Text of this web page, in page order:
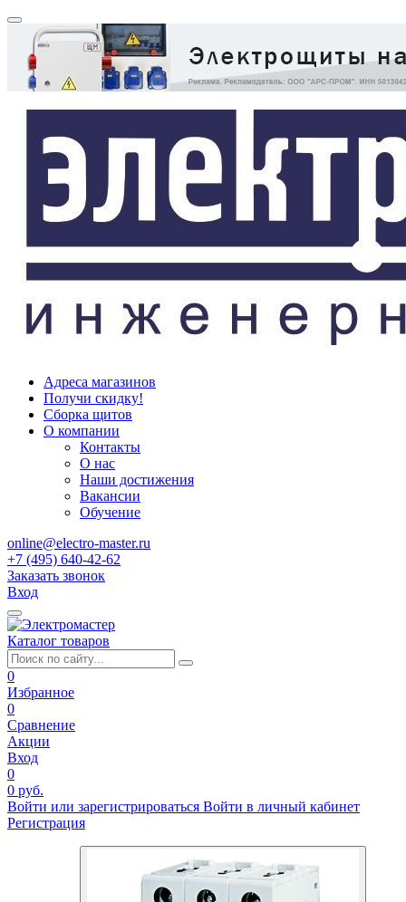
Адреса магазинов
Получи скидку!
Сборка щитов
О компании
Контакты
О нас
Наши достижения
Вакансии
Обучение
online@electro-master.ru
+7 (495) 640-42-62
Заказать звонок
Вход
Каталог товаров
0
Избранное
0
Сравнение
Акции
Вход
0
0 руб.
Войти или зарегистрироваться Войти в личный кабинет
Регистрация